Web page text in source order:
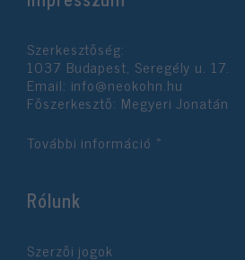
Szerkesztőség:
1037 Budapest, Seregély u. 17.
Email: info@neokohn.hu
Főszerkesztő: Megyeri Jonatán
További információ »
Rólunk
Szerzői jogok